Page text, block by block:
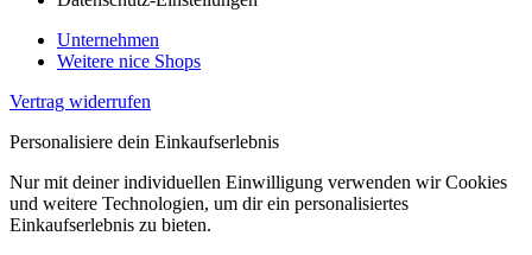
Unternehmen
Weitere nice Shops
Vertrag widerrufen
Personalisiere dein Einkaufserlebnis
Nur mit deiner individuellen Einwilligung verwenden wir Cookies
und weitere Technologien, um dir ein personalisiertes
Einkaufserlebnis zu bieten.